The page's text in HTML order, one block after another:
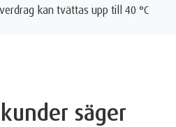
kan tvättas upp till 40 °C
säger